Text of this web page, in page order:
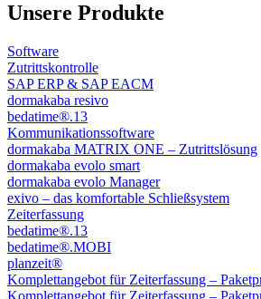
Unsere Produkte
Software
Zutrittskontrolle
SAP ERP & SAP EACM
dormakaba resivo
bedatime®.13
Kommunikationssoftware
dormakaba MATRIX ONE – Zutrittslösung
dormakaba evolo smart
dormakaba evolo Manager
exivo – das komfortable Schließsystem
Zeiterfassung
bedatime®.13
bedatime®.MOBI
planzeit®
Komplettangebot für Zeiterfassung –
Komplettangebot für Zeiterfassung –